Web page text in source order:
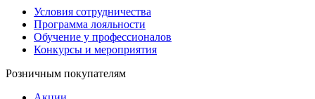
Условия сотрудничества
Программа лояльности
Обучение у профессионалов
Конкурсы и мероприятия
Розничным покупателям